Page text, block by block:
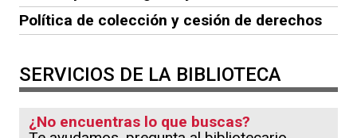
Política de colección y cesión de derechos
SERVICIOS DE LA BIBLIOTECA
¿No encuentras lo que buscas?